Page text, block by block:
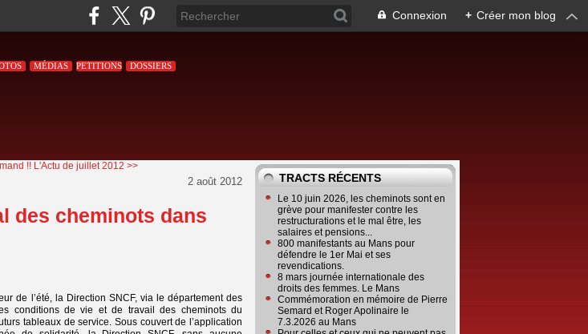
Connexion + Créer mon blog
MÉDIAS PETITIONS DOSSIERS
!! L'Actu de juillet 2012 >>
2 août 2012
des cheminots dans
de l’été, la Direction SNCF, via le département des
conditions de vie et de travail des cheminots du
tableaux de service. Sous couvert de l’application
TRACTS RÉCENTS
Le 10 juin 2026, les cheminots sont en
grève pour manifester contre les
restructurations et le mal être, les
salaires et pensions...
800 manifestants au Mans pour
défendre le 1er Mai et ses
revendications.
8 mars journée internationale des
droits des femmes. Le Mans
Commémoration en mémoire de Pierre
Semard et Roger Apolinaire le
7.3.2026 au Mans